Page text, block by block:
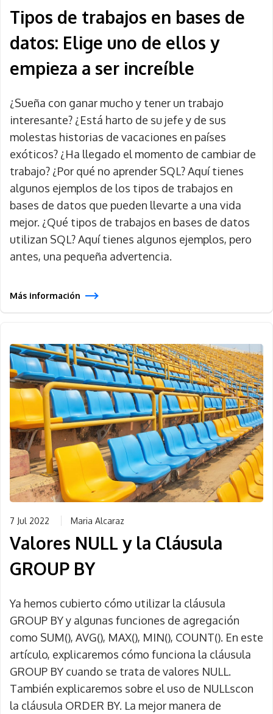
Tipos de trabajos en bases de
datos: Elige uno de ellos y
empieza a ser increíble
¿Sueña con ganar mucho y tener un trabajo
interesante? ¿Está harto de su jefe y de sus
molestas historias de vacaciones en países
exóticos? ¿Ha llegado el momento de cambiar de
trabajo? ¿Por qué no aprender SQL? Aquí tienes
algunos ejemplos de los tipos de trabajos en
bases de datos que pueden llevarte a una vida
mejor. ¿Qué tipos de trabajos en bases de datos
utilizan SQL? Aquí tienes algunos ejemplos, pero
antes, una pequeña advertencia.
Más información
7 Jul 2022 Maria Alcaraz
Valores NULL y la Cláusula
GROUP BY
Ya hemos cubierto cómo utilizar la cláusula
GROUP BY y algunas funciones de agregación
como SUM(), AVG(), MAX(), MIN(), COUNT(). En este
artículo, explicaremos cómo funciona la cláusula
GROUP BY cuando se trata de valores NULL.
También explicaremos sobre el uso de NULLscon
la cláusula ORDER BY. La mejor manera de